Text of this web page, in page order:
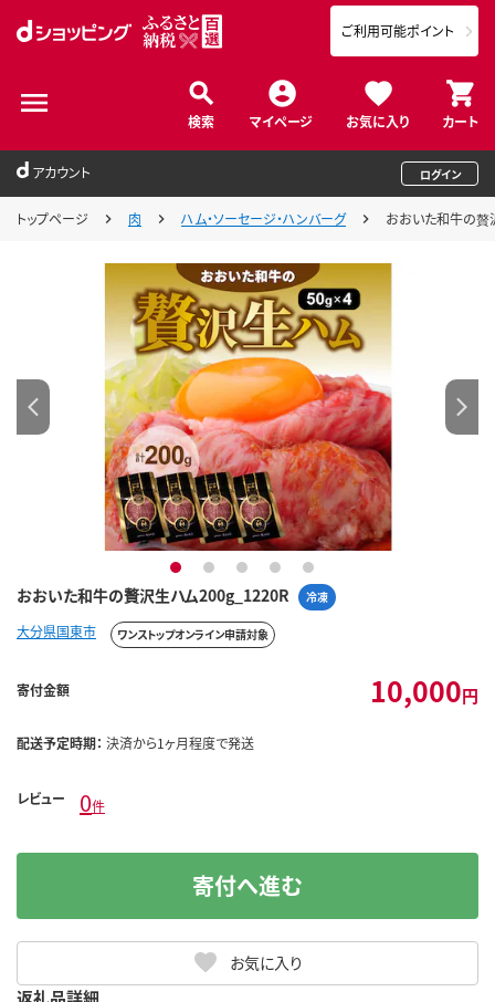
検索 マイページ お気に入り カート
ご利用可能ポイント
アカウント ログイン
トップページ 肉 ハム・ソーセージ・ハンバーグ おおいた和牛の
おおいた和牛の贅沢生ハム200g_1220R 冷凍
1 2 3 4 5
大分県国東市 ワンストップオンライン申請対象
寄付金額 10,000円
配送予定時期： 決済から1ヶ月程度で発送
レビュー 0件
お気に入り
寄付へ進む
返礼品詳細